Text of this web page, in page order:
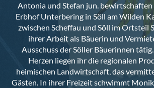
Antonia und Stefan jun. bewirtschaften
Erbhof Unterbering in Söll am Wilden
zwischen Scheffau und Söll im Ortsteil
ihrer Arbeit als Bäuerin und
Ausschuss der Söller Bäuerinnen
Herzen liegen ihr die regionalen
heimischen Landwirtschaft, das
Gästen. In ihrer Freizeit schwimmt